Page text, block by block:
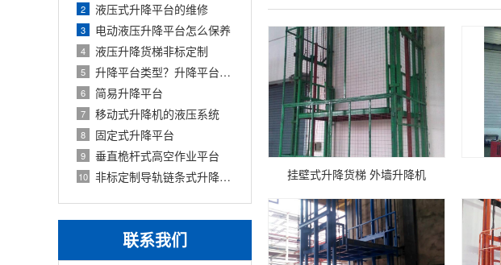
2 液压式升降平台的维修
3 电动液压升降平台怎么保养
4 液压升降货梯非标定制
5 升降平台类型？升降平台有哪些分类
6 简易升降平台
7 移动式升降机的液压系统
8 固定式升降平台
9 垂直桅杆式高空作业平台
10 非标定制导轨链条式升降货梯
联系我们
挂壁式升降货梯 外墙升降机